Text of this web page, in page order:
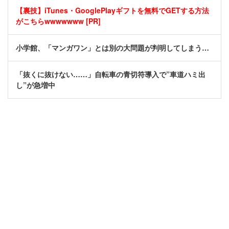
【裏技】iTunes・GooglePlayギフトを無料でGETする方法
がこちらwwwwwww [PR]
小学館、「マンガワン」とは別の大問題が判明してしまう…
「抜くに抜けない……」自転車の青切符導入で”車道ハミ出
し”が急増中